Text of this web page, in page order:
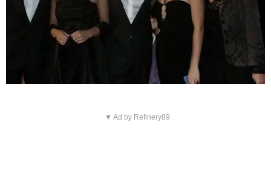
▼ Ad by Refinery89